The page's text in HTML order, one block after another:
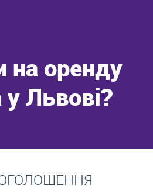
на оренду
Львові?